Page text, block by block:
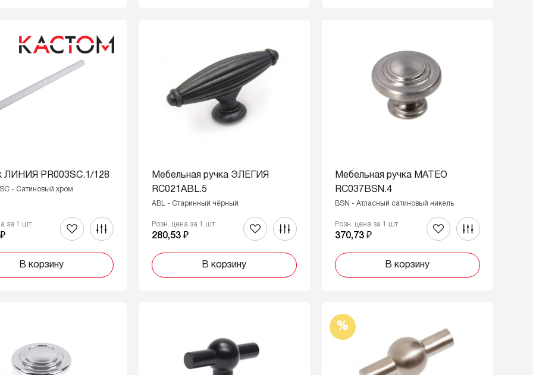
ЛИНИЯ PR003SC.1/128
- Сатиновый хром
за 1 шт
В корзину
Мебельная ручка ЭЛЕГИЯ
RC021ABL.5
ABL - Старинный чёрный
Розн. цена за 1 шт
280,53 ₽
В корзину
Мебельная ручка МАТЕО
RC037BSN.4
BSN - Атласный сатиновый никель
Розн. цена за 1 шт
370,73 ₽
В корзину
%